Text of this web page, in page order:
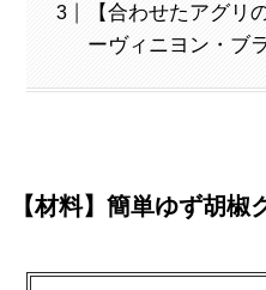
【合わせたアグリ
ーヴィニヨン・ブ
【材料】簡単ゆず胡椒